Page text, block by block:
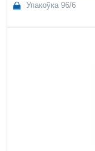
Упакоўка 96/6